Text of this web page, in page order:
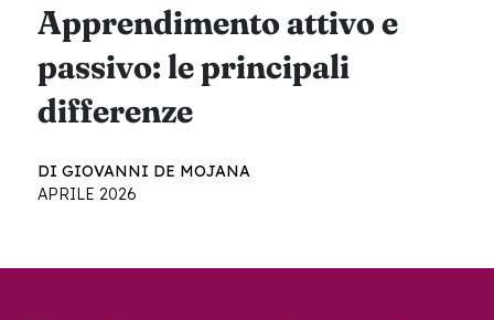
Apprendimento attivo e
passivo: le principali
differenze
DI GIOVANNI DE MOJANA
APRILE 2026